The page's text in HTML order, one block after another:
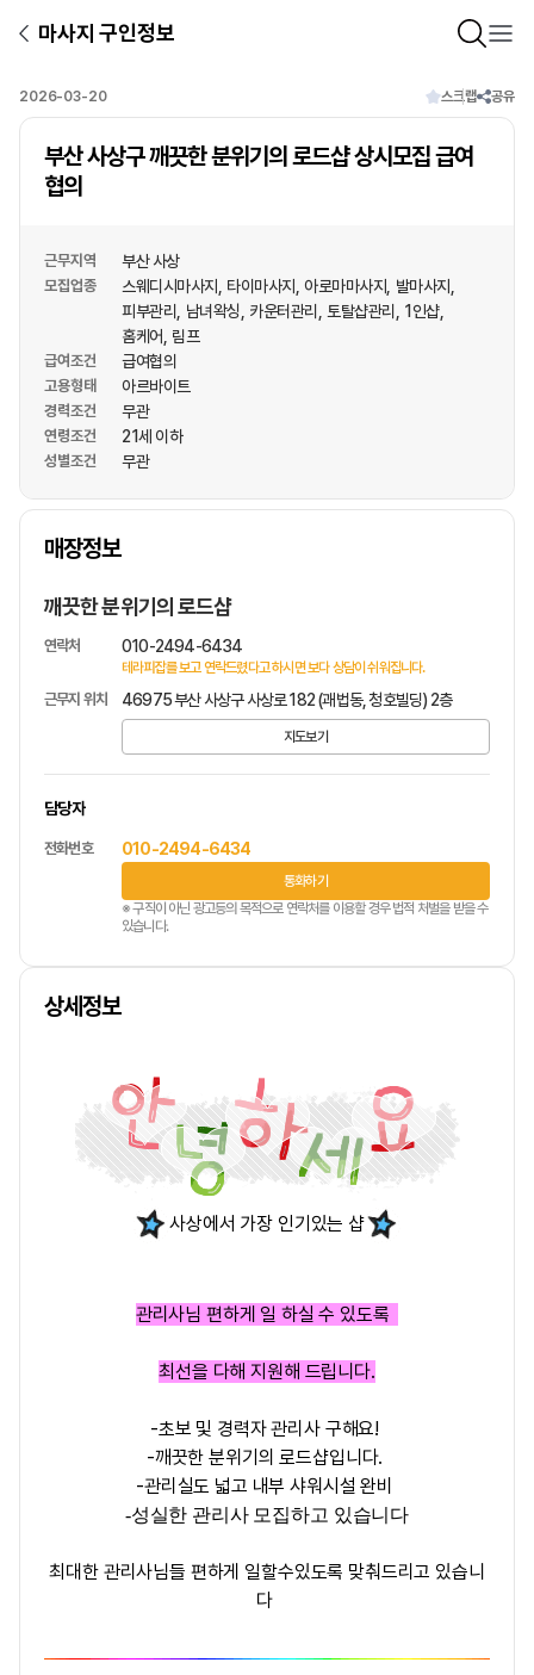
마사지 구인정보
2026-03-20 스크랩 공유
부산 사상구 깨끗한 분위기의 로드샵 상시모집 급여
협의
근무지역 부산 사상
모집업종 스웨디시마사지 타이마사지 아로마마사지
발마사지
피부관리
남녀왁싱 카운터관리 토탈샵관리
1인샵
홈케어
림프
급여조건 급여협의
고용형태 아르바이트
경력조건 무관
연령조건 21세 이하
성별조건 무관
매장정보
상호명
깨끗한 분위기의 로드샵
연락처 010-2494-6434
테라피잡를 보고 연락드렸다고 하시면 보다 상담이 쉬워집니다.
근무지 위치 46975 부산 사상구 사상로 182 (괘법동, 청호빌딩) 2층
지도보기
담당자
전화번호 010-2494-6434
통화하기
※ 구직이 아닌 광고등의 목적으로 연락처를 이용할 경우 법적 처벌을 받을 수
있습니다.
상세정보
사상에서 가장 인기있는 샵
관리사님 편하게 일 하실 수 있도록
최선을 다해 지원해 드립니다.
-초보 및 경력자 관리사 구해요!
-깨끗한 분위기의 로드샵입니다.
-관리실도 넓고 내부 샤워시설 완비
-성실한 관리사 모집하고 있습니다
최대한 관리사님들 편하게 일할수있도록 맞춰드리고 있습니
다